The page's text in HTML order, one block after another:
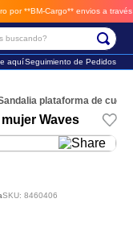
de BM-Cargo
buscando?
aquíSeguimiento de Pedidos
plataforma de
Waves
SKU: 8460406